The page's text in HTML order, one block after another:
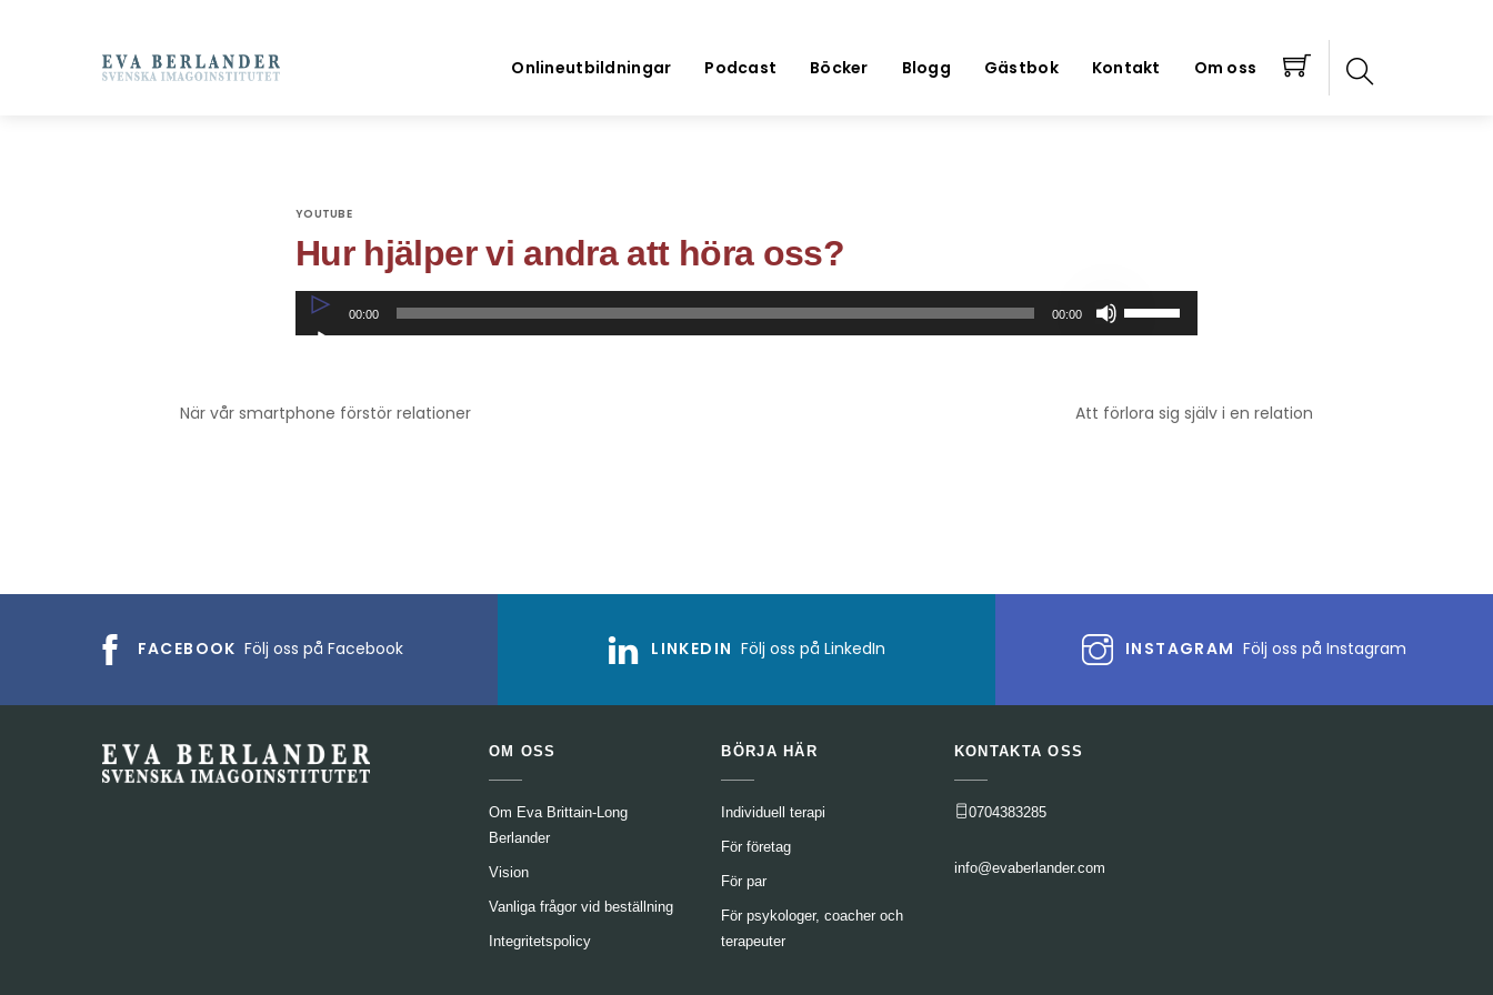
Onlineutbildningar Podcast Böcker Blogg Gästbok Kontakt Om oss
YOUTUBE
Hur hjälper vi andra att höra oss?
Ljudspelare
00:00 00:00
att
När vår smartphone förstör relationer Att förlora sig själv i en relation
FACEBOOK Följ oss på Facebook LINKEDIN Följ oss på LinkedIn INSTAGRAM Följ oss på Instagram
OM OSS
Om Eva Brittain-Long
Berlander
Vision
Vanliga frågor vid beställning
Integritetspolicy
BÖRJA HÄR
Individuell terapi
För företag
För par
För psykologer, coacher och
terapeuter
KONTAKTA OSS
0704383285
info@evaberlander.com